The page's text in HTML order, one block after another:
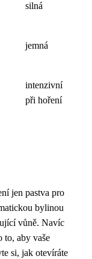
silná
jemná
intenzivní
při hoření
jen pastva pro
bylinou
vůně. Navíc
to, aby vaše
si, jak otevíráte